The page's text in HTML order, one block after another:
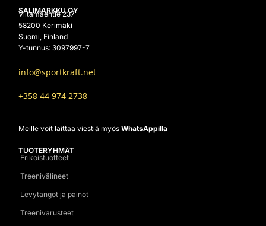
SALIMARKKU OY
Viitamäentie 237
58200 Kerimäki
Suomi, Finland
Y-tunnus: 3097997-7
info@sportkraft.net
+358 44 974 2738
Meille voit laittaa viestiä myös WhatsAppilla
TUOTERYHMÄT
Erikoistuotteet
Treenivälineet
Levytangot ja painot
Treenivarusteet